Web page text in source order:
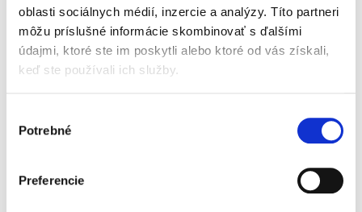
oblasti sociálnych médií, inzercie a analýzy. Títo partneri
môžu príslušné informácie skombinovať s ďalšími
údajmi, ktoré ste im poskytli alebo ktoré od vás získali,
keď ste používali ich služby.
súhlasu
Potrebné
Preferencie